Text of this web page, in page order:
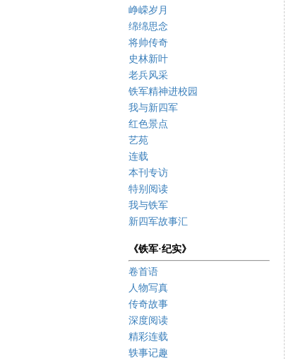
峥嵘岁月
绵绵思念
将帅传奇
史林新叶
老兵风采
铁军精神进校园
我与新四军
红色景点
艺苑
连载
本刊专访
特别阅读
我与铁军
新四军故事汇
《铁军·纪实》
卷首语
人物写真
传奇故事
深度阅读
精彩连载
轶事记趣